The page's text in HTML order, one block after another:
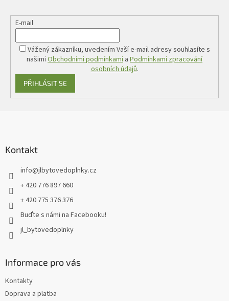
u
E-mail
Vážený zákazníku, uvedením Vaší e-mail adresy souhlasíte s
našimi Obchodními podmínkami a Podmínkami zpracování
osobních údajů.
PŘIHLÁSIT SE
Kontakt
info@jlbytovedoplnky.cz
+ 420 776 897 660
+ 420 775 376 376
Buďte s námi na Facebooku!
jl_bytovedoplnky
Informace pro vás
Kontakty
Doprava a platba